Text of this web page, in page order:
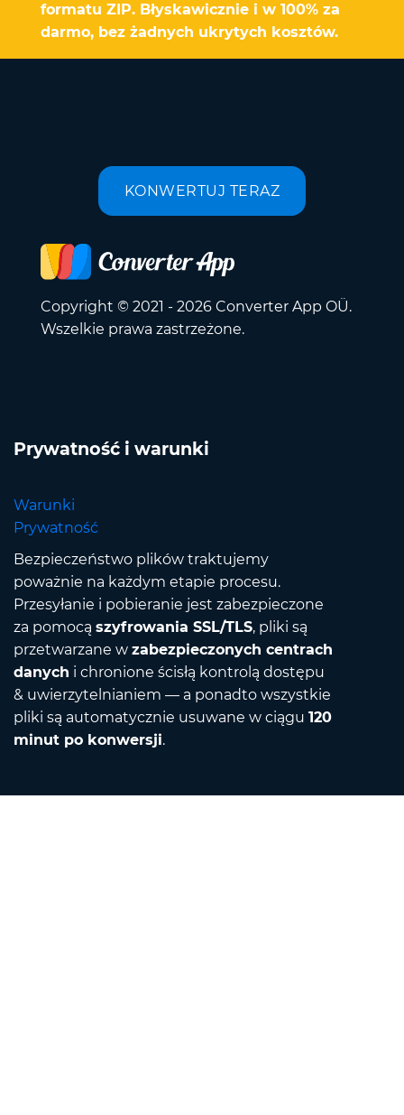
formatu ZIP. Błyskawicznie i w 100% za
darmo, bez żadnych ukrytych kosztów.
KONWERTUJ TERAZ
Copyright © 2021 - 2026 Converter App OÜ.
Wszelkie prawa zastrzeżone.
Prywatność i warunki
Warunki
Prywatność
Bezpieczeństwo plików traktujemy
poważnie na każdym etapie procesu.
Przesyłanie i pobieranie jest zabezpieczone
za pomocą szyfrowania SSL/TLS, pliki są
przetwarzane w zabezpieczonych centrach
danych i chronione ścisłą kontrolą dostępu
& uwierzytelnianiem — a ponadto wszystkie
pliki są automatycznie usuwane w ciągu 120
minut po konwersji.